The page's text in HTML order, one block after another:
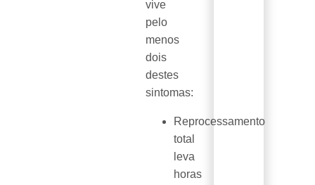
vive
pelo
menos
dois
destes
sintomas:
Reprocessamento
total
leva
horas